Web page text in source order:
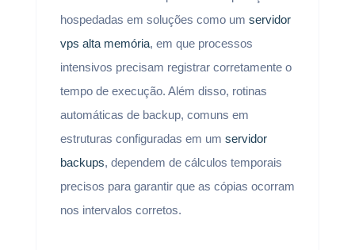
hospedadas em soluções como um servidor
vps alta memória, em que processos
intensivos precisam registrar corretamente o
tempo de execução. Além disso, rotinas
automáticas de backup, comuns em
estruturas configuradas em um servidor
backups, dependem de cálculos temporais
precisos para garantir que as cópias ocorram
nos intervalos corretos.